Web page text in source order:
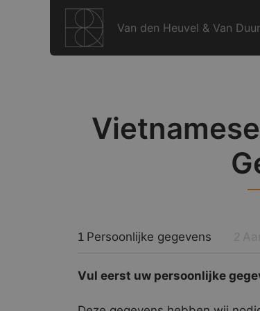
Van den Heuvel & Van
1 Persoonlijke gegevens
Vul eerst uw persoonlijke